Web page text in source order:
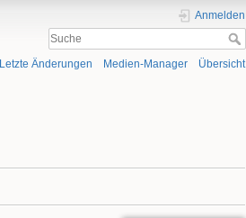
Anmelden
Letzte Änderungen Medien-Manager Übersicht